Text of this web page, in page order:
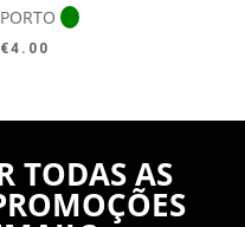
PORTO
€4.00
TODAS AS